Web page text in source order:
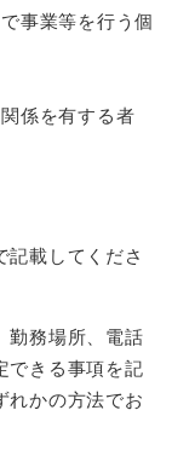
事業等を行う個
係を有する者​
載してくださ
勤務場所、電話
できる事項を記
れかの方法でお